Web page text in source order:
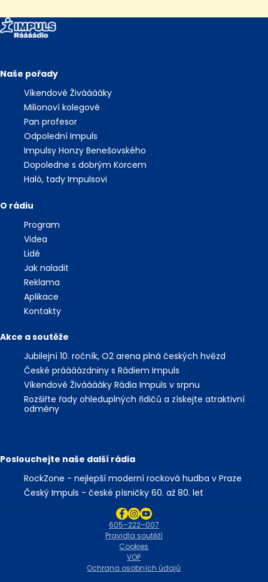
Naše pořady
Víkendové Živááááky
Milionoví kolegové
Pan profesor
Odpolední Impuls
Impulsy Honzy Benešovského
Dopoledne s dobrým Korcem
Haló, tady Impulsovi
O rádiu
Program
Videa
Lidé
Jak naladit
Reklama
Aplikace
Kontakty
Akce a soutěže
Jubilejní 10. ročník, O2 arena plná českých hvězd
České práááázdniny s Rádiem Impuls
Víkendové Živááááky Rádia Impuls v srpnu
Rozšiřte řady ohleduplných řidičů a získejte atraktivní
odměny
Poslouchejte naše další rádia
RockZone - nejlepší moderní rocková hudba v Praze
Český Impuls - české písničky 60. až 80. let
Ochrana osobních údajů
VOP
Cookies
Pravidla soutěží
605–222–007